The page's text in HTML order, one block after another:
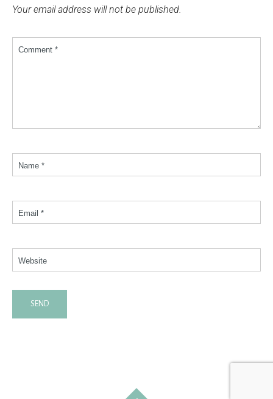
Your email address will not be published.
Comment *
Name *
Email *
Website